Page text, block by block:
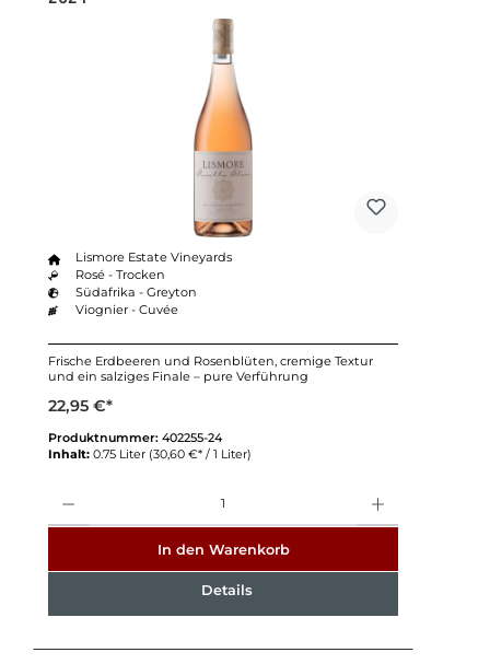
Lismore Estate Vineyards
Rosé - Trocken
Südafrika - Greyton
Viognier - Cuvée
Frische Erdbeeren und Rosenblüten, cremige Textur
und ein salziges Finale – pure Verführung
22,95 €*
Produktnummer: 402255-24
Inhalt: 0.75 Liter (30,60 €* / 1 Liter)
In den Warenkorb
Details